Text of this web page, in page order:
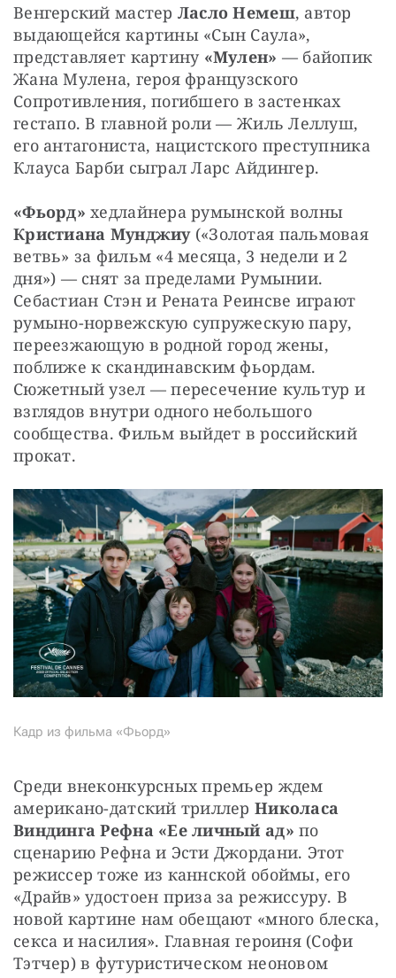
Венгерский мастер Ласло Немеш, автор
выдающейся картины «Сын Саула»,
представляет картину «Мулен» — байопик
Жана Мулена, героя французского
Сопротивления, погибшего в застенках
гестапо. В главной роли — Жиль Леллуш,
его антагониста, нацистского преступника
Клауса Барби сыграл Ларс Айдингер.
«Фьорд»
Кристиана Мунджиу («Золотая пальмовая
ветвь» за фильм «4 месяца, 3 недели и 2
дня») — снят за пределами Румынии.
Себастиан Стэн и Рената Реинсве играют
румыно-норвежскую супружескую пару,
переезжающую в родной город жены,
поближе к скандинавским фьордам.
Сюжетный узел — пересечение культур и
взглядов внутри одного небольшого
сообщества. Фильм выйдет в российский
прокат.
Кадр из фильма «Фьорд»
Среди внеконкурсных премьер ждем
американо-датский триллер Николаса
Виндинга Рефна «Ее личный ад» по
сценарию Рефна и Эсти Джордани. Этот
режиссер тоже из каннской обоймы, его
«Драйв» удостоен приза за режиссуру. В
новой картине нам обещают «много блеска,
секса и насилия». Главная героиня (Софи
Тэтчер) в футуристическом неоновом